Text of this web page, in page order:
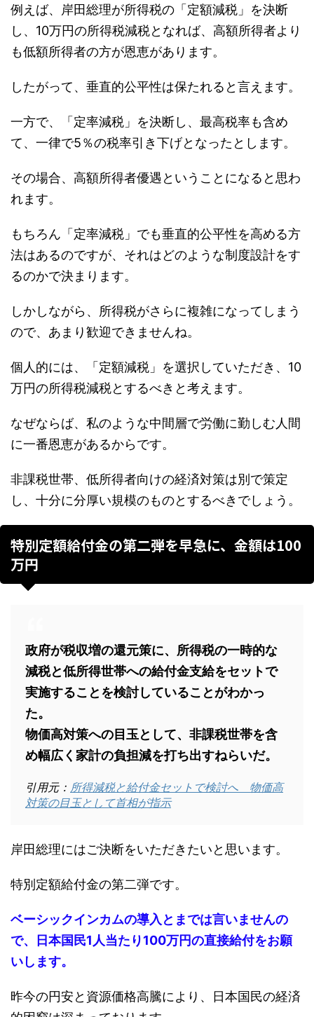
例えば、岸田総理が所得税の「定額減税」を決断
し、10万円の所得税減税となれば、高額所得者より
も低額所得者の方が恩恵があります。
したがって、垂直的公平性は保たれると言えます。
一方で、「定率減税」を決断し、最高税率も含め
て、一律で5％の税率引き下げとなったとします。
その場合、高額所得者優遇ということになると思わ
れます。
もちろん「定率減税」でも垂直的公平性を高める方
法はあるのですが、それはどのような制度設計をす
るのかで決まります。
しかしながら、所得税がさらに複雑になってしまう
ので、あまり歓迎できませんね。
個人的には、「定額減税」を選択していただき、10
万円の所得税減税とするべきと考えます。
なぜならば、私のような中間層で労働に勤しむ人間
に一番恩恵があるからです。
非課税世帯、低所得者向けの経済対策は別で策定
し、十分に分厚い規模のものとするべきでしょう。
特別定額給付金の第二弾を早急に、金額は100
万円
政府が税収増の還元策に、所得税の一時的な
減税と低所得世帯への給付金支給をセットで
実施することを検討していることがわかっ
た。
物価高対策への目玉として、非課税世帯を含
め幅広く家計の負担減を打ち出すねらいだ。
引用元： 所得減税と給付金セットで検討へ 物価高
対策の目玉として首相が指示
岸田総理にはご決断をいただきたいと思います。
特別定額給付金の第二弾です。
ベーシックインカムの導入とまでは言いませんの
で、日本国民1人当たり100万円の直接給付をお願
いします。
昨今の円安と資源価格高騰により、日本国民の経済